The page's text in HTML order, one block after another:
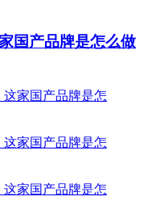
国产品牌是怎么做